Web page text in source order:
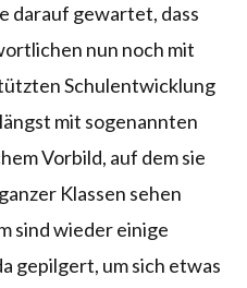
darauf gewartet, dass
nun noch mit
Schulentwicklung
mit sogenannten
Vorbild, auf dem sie
Klassen sehen
sind wieder einige
gepilgert, um sich etwas